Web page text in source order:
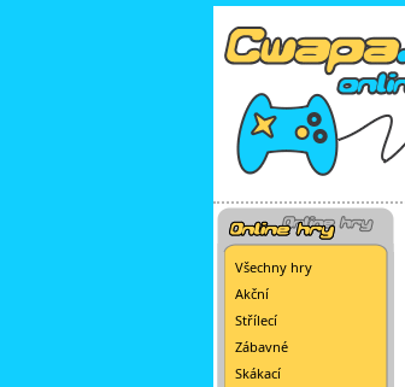
Všechny hry
Akční
Střílecí
Zábavné
Skákací